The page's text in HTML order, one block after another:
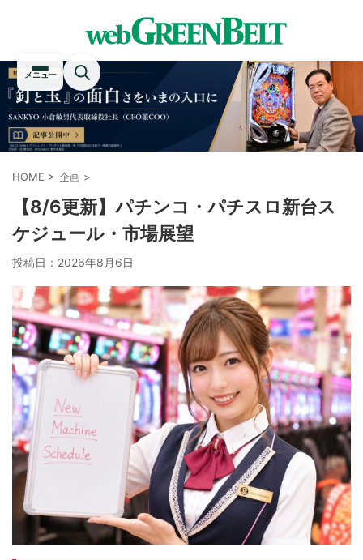
メニュー
HOME > 企画 >
【8/6更新】パチンコ・パチスロ新台ス
ケジュール・市場展望
投稿日： 2026年8月6日